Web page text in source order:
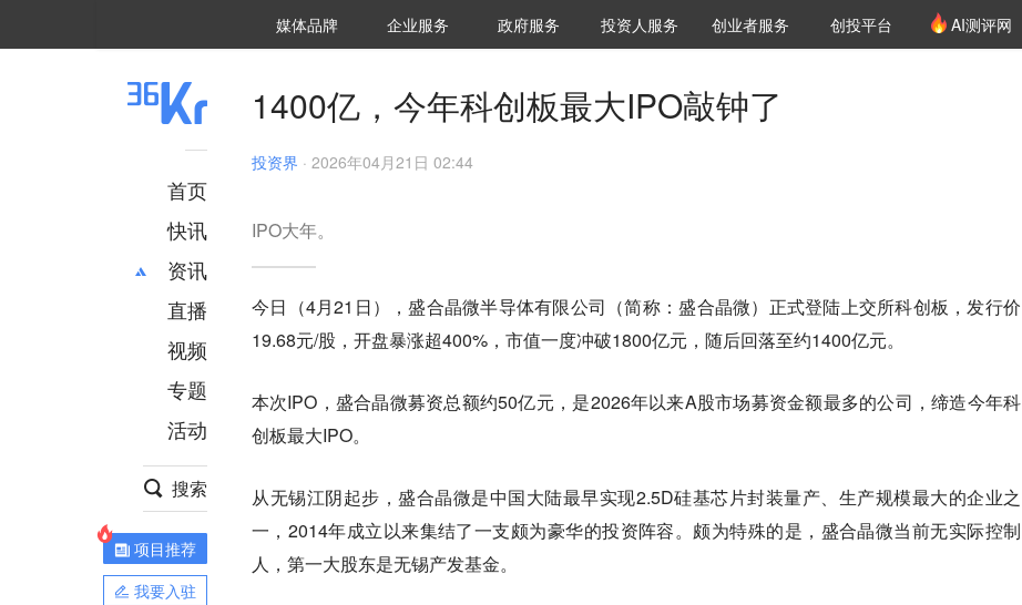
媒体品牌 36Kr研究院
企业服务 城市之窗
政府服务 VClub投资机构库
投资机构职位推介
投资人服务 创投氪堂
创业者服务 创投平台 AI测评网
首页
快讯
资讯
推荐
财经
项目推荐
安徽
直播
视频
专题
活动
搜索
项目推荐
我要入驻
1400亿，今年科创板最大IPO敲钟了
投资界 · 2026年04月21日 02:44
IPO大年。
今日（4月21日），盛合晶微半导体有限公司（简称：盛合晶微）正式登陆上交所科创板，发行价
19.68元/股，开盘暴涨超400%，市值一度冲破1800亿元，随后回落至约1400亿元。
本次IPO，盛合晶微募资总额约50亿元‌，是‌2026年以来A股市场募资金额最多的公司，缔造今年科
创板最大IPO。
从无锡江阴起步，盛合晶微是中国大陆最早实现2.5D硅基芯片封装量产、生产规模最大的企业之
一，2014年成立以来集结了一支颇为豪华的投资阵容。颇为特殊的是，盛合晶微当前无实际控制
人，第一大股东是无锡产发基金。